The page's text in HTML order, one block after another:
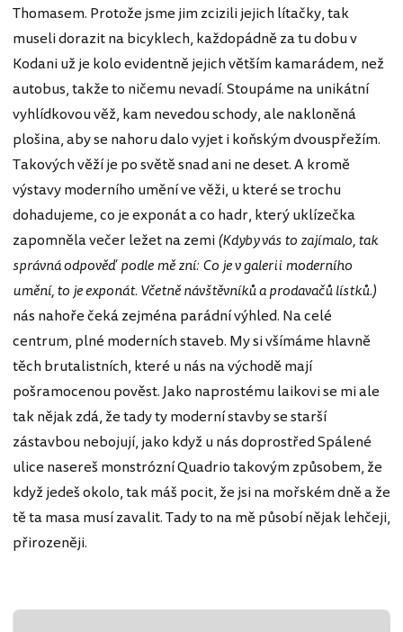
Thomasem. Protože jsme jim zcizili jejich lítačky, tak
museli dorazit na bicyklech, každopádně za tu dobu v
Kodani už je kolo evidentně jejich větším kamarádem, než
autobus, takže to ničemu nevadí. Stoupáme na unikátní
vyhlídkovou věž, kam nevedou schody, ale nakloněná
plošina, aby se nahoru dalo vyjet i koňským dvouspřežím.
Takových věží je po světě snad ani ne deset. A kromě
výstavy moderního umění ve věži, u které se trochu
dohadujeme, co je exponát a co hadr, který uklízečka
zapomněla večer ležet na zemi(Kdyby vás to zajímalo, tak
správná odpověď podle mě zní: Co je v galerii moderního
umění, to je exponát. Včetně návštěvníků a prodavačů lístků.)
nás nahoře čeká zejména parádní výhled. Na celé
centrum, plné moderních staveb. My si všímáme hlavně
těch brutalistních, které u nás na východě mají
pošramocenou pověst. Jako naprostému laikovi se mi ale
tak nějak zdá, že tady ty moderní stavby se starší
zástavbou nebojují, jako když u nás doprostřed Spálené
ulice nasereš monstrózní Quadrio takovým způsobem, že
když jedeš okolo, tak máš pocit, že jsi na mořském dně a že
tě ta masa musí zavalit. Tady to na mě působí nějak lehčeji,
přirozeněji.